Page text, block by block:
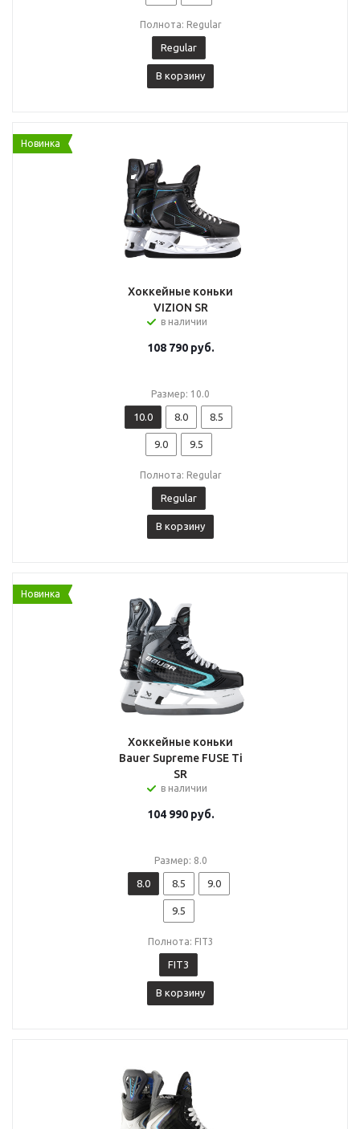
Полнота: Regular
Regular
В корзину
Новинка
Хоккейные коньки
VIZION SR
в наличии
108 790руб.
Размер: 10.0
10.0 8.0 8.5
9.0 9.5
Полнота: Regular
Regular
В корзину
Новинка
Хоккейные коньки
Bauer Supreme FUSE Ti
SR
в наличии
104 990руб.
Размер: 8.0
8.0 8.5 9.0
9.5
Полнота: FIT3
FIT3
В корзину